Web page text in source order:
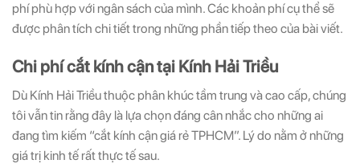
phí phù hợp với ngân sách của mình. Các khoản phí cụ thể sẽ
được phân tích chi tiết trong những phần tiếp theo của bài viết.
Chi phí cắt kính cận tại Kính Hải Triều
Dù Kính Hải Triều thuộc phân khúc tầm trung và cao cấp, chúng
tôi vẫn tin rằng đây là lựa chọn đáng cân nhắc cho những ai
đang tìm kiếm “cắt kính cận giá rẻ TPHCM”. Lý do nằm ở những
giá trị kinh tế rất thực tế sau.